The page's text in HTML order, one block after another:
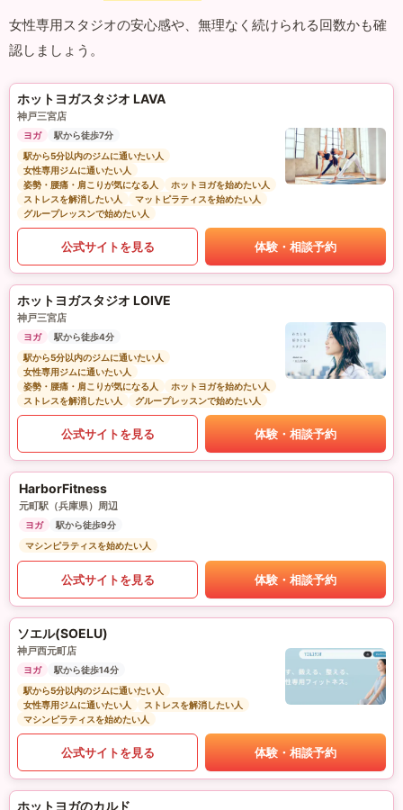
女性専用スタジオの安心感や、無理なく続けられる回数かも確
認しましょう。
ホットヨガスタジオ LAVA
神戸三宮店
ヨガ
駅から徒歩7分
駅から5分以内のジムに通いたい人
女性専用ジムに通いたい人
姿勢・腰痛・肩こりが気になる人
ホットヨガを始めたい人
ストレスを解消したい人
マットピラティスを始めたい人
グループレッスンで始めたい人
公式サイトを見る 体験・相談予約
ホットヨガスタジオ LOIVE
神戸三宮店
ヨガ
駅から徒歩4分
駅から5分以内のジムに通いたい人
女性専用ジムに通いたい人
姿勢・腰痛・肩こりが気になる人
ホットヨガを始めたい人
ストレスを解消したい人
グループレッスンで始めたい人
公式サイトを見る 体験・相談予約
HarborFitness
元町駅（兵庫県）周辺
ヨガ
駅から徒歩9分
マシンピラティスを始めたい人
公式サイトを見る 体験・相談予約
ソエル(SOELU)
神戸西元町店
ヨガ
駅から徒歩14分
駅から5分以内のジムに通いたい人
女性専用ジムに通いたい人
ストレスを解消したい人
マシンピラティスを始めたい人
公式サイトを見る 体験・相談予約
ホットヨガのカルド